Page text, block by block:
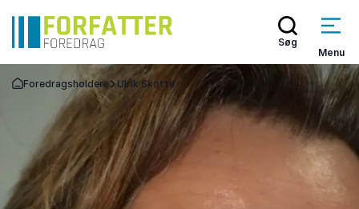
Søg
Menu
Tilbage til forsiden
Foredragsholdere Ulrik Skotte